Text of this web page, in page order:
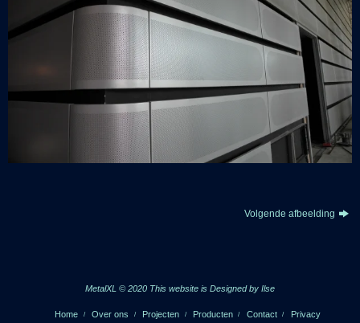
Volgende afbeelding
MetalXL © 2020 This website is Designed by Ilse
Home Over ons Projecten Producten Contact
Privacy